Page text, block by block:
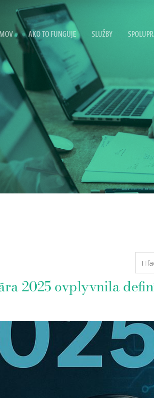
AKO TO FUNGUJE SLUŽBY
2025 ovplyvnila